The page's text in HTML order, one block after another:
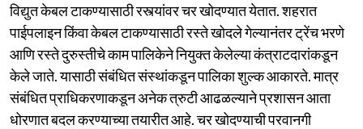
विद्युत केबल टाकण्यासाठी रस्त्यांवर चर खोदण्यात येतात. शहरात
पाईपलाइन किंवा केबल टाकण्यासाठी रस्ते खोदले गेल्यानंतर ट्रेंच भरणे
आणि रस्ते दुरुस्तीचे काम पालिकेने नियुक्त केलेल्या कंत्राटदारांकडून
केले जाते. यासाठी संबंधित संस्थांकडून पालिका शुल्क आकारते. मात्र
संबंधित प्राधिकरणाकडून अनेक त्रुटी आढळल्याने प्रशासन आता
धोरणात बदल करण्याच्या तयारीत आहे. चर खोदण्याची परवानगी